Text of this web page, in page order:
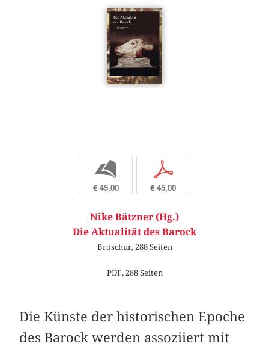
b
€ 45,00
p
€ 45,00
Nike Bätzner (Hg.)
Die Aktualität des Barock
Broschur, 288 Seiten
PDF, 288 Seiten
Die Künste der historischen Epoche
des Barock werden assoziiert mit